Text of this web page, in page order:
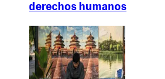
derechos humanos